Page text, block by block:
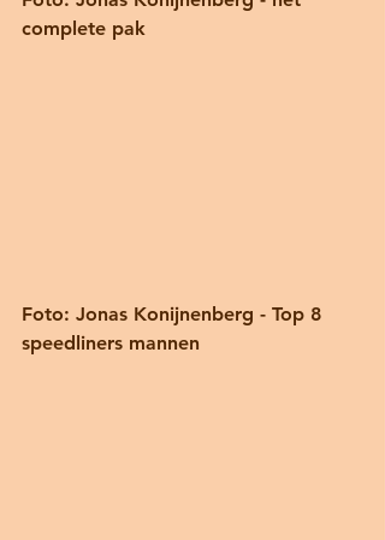
complete pak
Foto: Jonas Konijnenberg - Top 8
speedliners mannen